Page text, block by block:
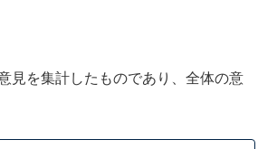
見を集計したものであり、全体の意